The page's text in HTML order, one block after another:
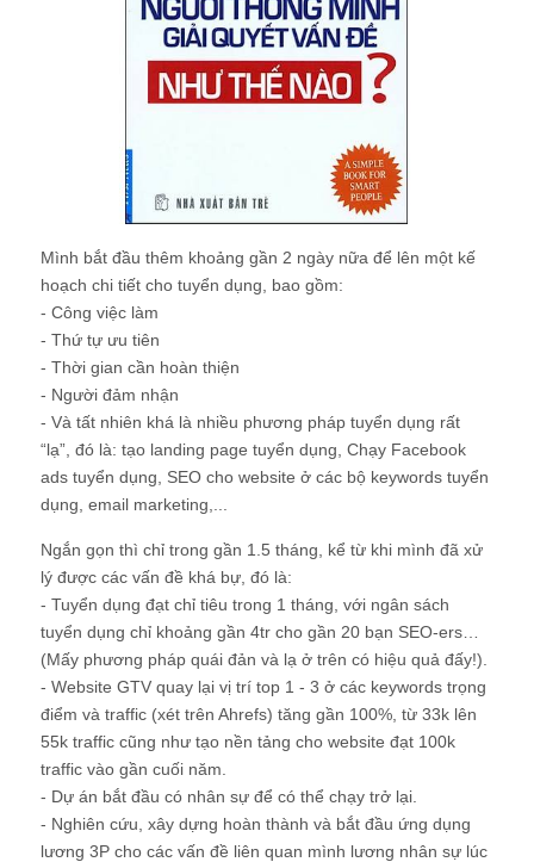
Mình bắt đầu thêm khoảng gần 2 ngày nữa để lên một kế
hoạch chi tiết cho tuyển dụng, bao gồm:
- Công việc làm
- Thứ tự ưu tiên
- Thời gian cần hoàn thiện
- Người đảm nhận
- Và tất nhiên khá là nhiều phương pháp tuyển dụng rất
“lạ”, đó là: tạo landing page tuyển dụng, Chạy Facebook
ads tuyển dụng, SEO cho website ở các bộ keywords tuyển
dụng, email marketing,...
Ngắn gọn thì chỉ trong gần 1.5 tháng, kể từ khi mình đã xử
lý được các vấn đề khá bự, đó là:
- Tuyển dụng đạt chỉ tiêu trong 1 tháng, với ngân sách
tuyển dụng chỉ khoảng gần 4tr cho gần 20 bạn SEO-ers…
(Mấy phương pháp quái đản và lạ ở trên có hiệu quả đấy!).
- Website GTV quay lại vị trí top 1 - 3 ở các keywords trọng
điểm và traffic (xét trên Ahrefs) tăng gần 100%, từ 33k lên
55k traffic cũng như tạo nền tảng cho website đạt 100k
traffic vào gần cuối năm.
- Dự án bắt đầu có nhân sự để có thể chạy trở lại.
- Nghiên cứu, xây dựng hoàn thành và bắt đầu ứng dụng
lương 3P cho các vấn đề liên quan mình lương nhân sự lúc